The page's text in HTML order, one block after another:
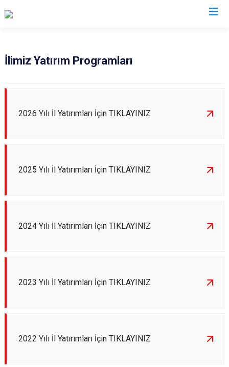
İlimiz Yatırım Programları
2026 Yılı İl Yatırımları İçin TIKLAYINIZ
2025 Yılı İl Yatırımları İçin TIKLAYINIZ
2024 Yılı İl Yatırımları İçin TIKLAYINIZ
2023 Yılı İl Yatırımları İçin TIKLAYINIZ
2022 Yılı İl Yatırımları İçin TIKLAYINIZ